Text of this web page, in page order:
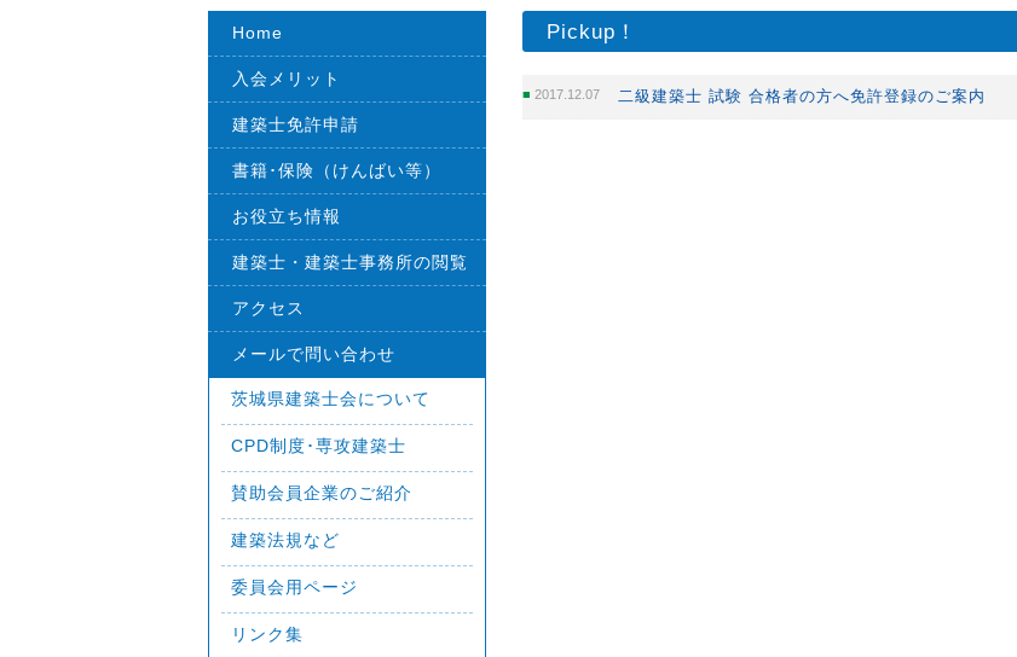
Pickup！
2017.12.07 二級建築士 試験 合格者の方へ免許登録のご案内
Home
入会メリット
建築士免許申請
書籍･保険（けんばい等）
お役立ち情報
建築士・建築士事務所の閲覧
アクセス
メールで問い合わせ
茨城県建築士会について
CPD制度･専攻建築士
賛助会員企業のご紹介
建築法規など
委員会用ページ
リンク集